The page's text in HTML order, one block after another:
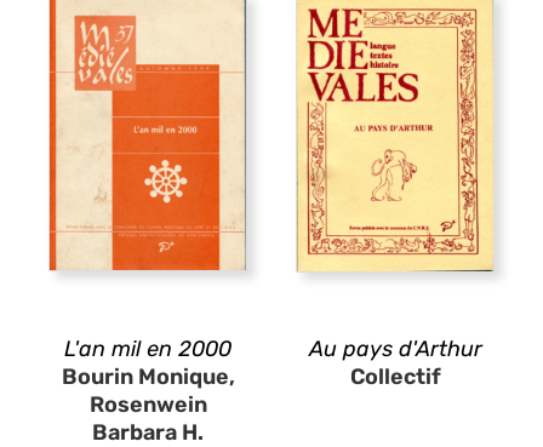
L'an mil en 2000
Bourin Monique,
Rosenwein
Barbara H.
Au pays d'Arthur
Collectif